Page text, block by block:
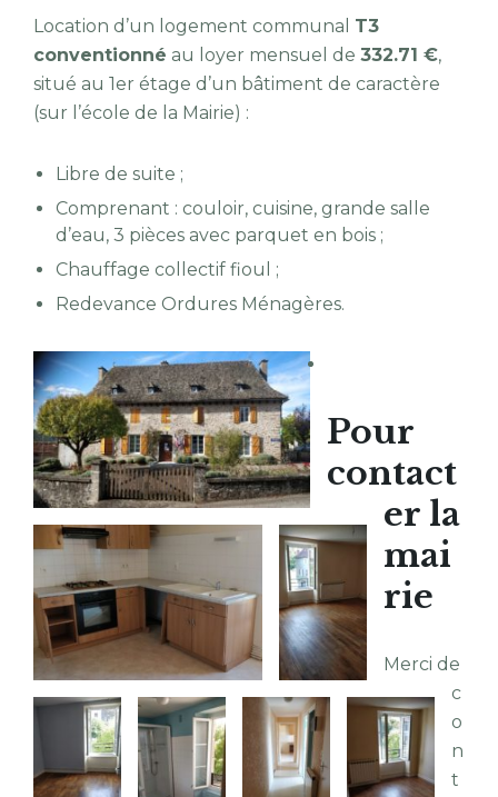
Location d’un logement communal T3
conventionné au loyer mensuel de 332.71 €,
situé au 1er étage d’un bâtiment de caractère
(sur l’école de la Mairie) :
Libre de suite ;
Comprenant : couloir, cuisine, grande salle
d’eau, 3 pièces avec parquet en bois ;
Chauffage collectif fioul ;
Redevance Ordures Ménagères.
Pour
contact
er la
mai
rie
Merci de
c
o
n
t